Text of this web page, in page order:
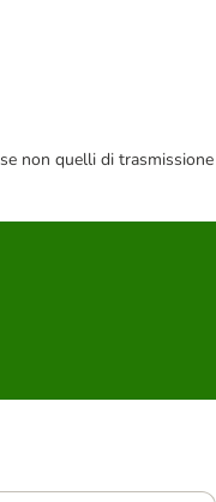
non quelli di trasmissione